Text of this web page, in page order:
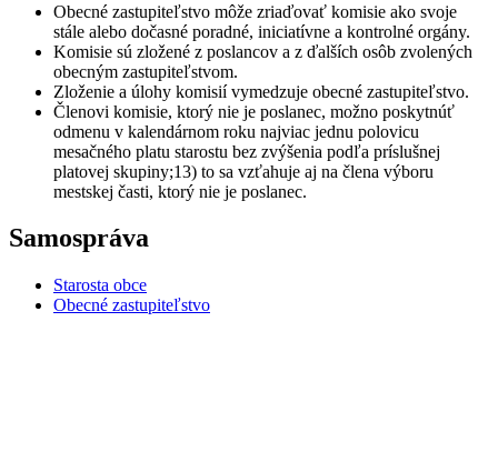
Obecné zastupiteľstvo môže zriaďovať komisie ako svoje
stále alebo dočasné poradné, iniciatívne a kontrolné orgány.
Komisie sú zložené z poslancov a z ďalších osôb zvolených
obecným zastupiteľstvom.
Zloženie a úlohy komisií vymedzuje obecné zastupiteľstvo.
Členovi komisie, ktorý nie je poslanec, možno poskytnúť
odmenu v kalendárnom roku najviac jednu polovicu
mesačného platu starostu bez zvýšenia podľa príslušnej
platovej skupiny;13) to sa vzťahuje aj na člena výboru
mestskej časti, ktorý nie je poslanec.
Samospráva
Starosta obce
Obecné zastupiteľstvo